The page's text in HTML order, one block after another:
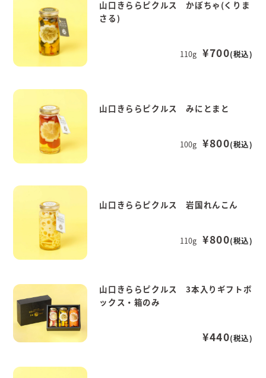
山口きららピクルス かぼちゃ(くりま
さる)
110g ¥700(税込)
山口きららピクルス みにとまと
100g ¥800(税込)
山口きららピクルス 岩国れんこん
110g ¥800(税込)
山口きららピクルス 3本入りギフトボ
ックス・箱のみ
¥440(税込)